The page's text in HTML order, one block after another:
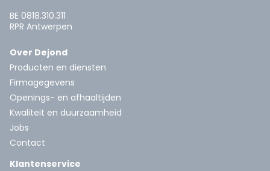
BE 0818.310.311
RPR Antwerpen
Over Dejond
Producten en diensten
Firmagegevens
Openings- en afhaaltijden
Kwaliteit en duurzaamheid
Jobs
Contact
Klantenservice